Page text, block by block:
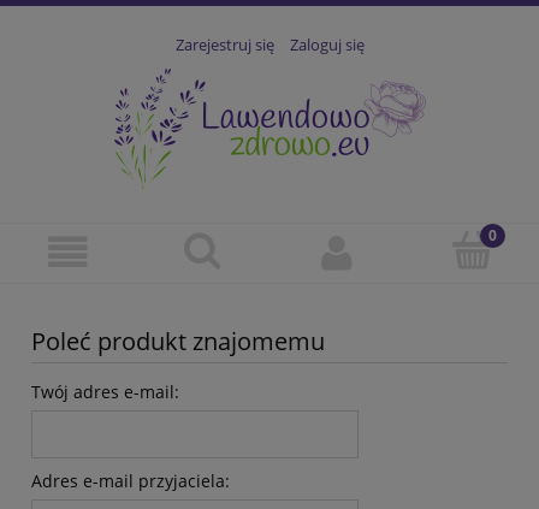
Zarejestruj się Zaloguj się
Poleć produkt znajomemu
Twój adres e-mail:
Adres e-mail przyjaciela: